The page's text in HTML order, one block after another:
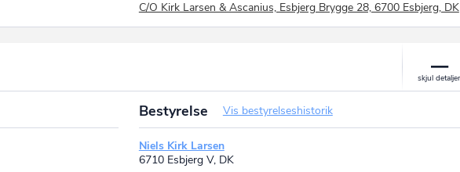
C/O Kirk Larsen & Ascanius, Esbjerg Brygge 28, 6700 Esbjerg, DK
Bestyrelse Vis bestyrelseshistorik
Niels Kirk Larsen
6710 Esbjerg V, DK